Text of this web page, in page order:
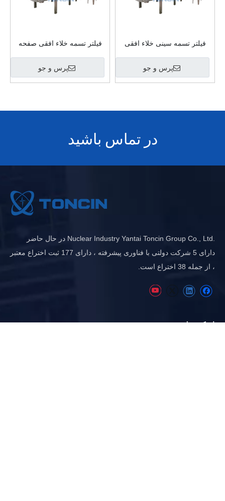
فیلتر تسمه سینی خلاء افقی
PBF
پرس و جو
فیلتر تسمه خلاء افقی صفحه
پرس و جو
در تماس باشید
.Nuclear Industry Yantai Toncin Group Co., Ltd در حال حاضر
دارای 5 شرکت دولتی با فناوری پیشرفته ، دارای 177 ثبت اختراع معتبر
، از جمله 38 اختراع است.
لینک های سریع